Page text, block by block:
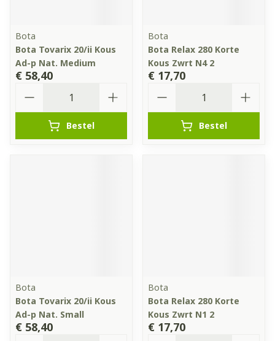
Bota
Bota Tovarix 20/ii Kous
Ad-p Nat. Medium
€ 58,40
Bestel
Bota
Bota Relax 280 Korte
Kous Zwrt N4 2
€ 17,70
Bestel
Bota
Bota Tovarix 20/ii Kous
Ad-p Nat. Small
€ 58,40
Bota
Bota Relax 280 Korte
Kous Zwrt N1 2
€ 17,70